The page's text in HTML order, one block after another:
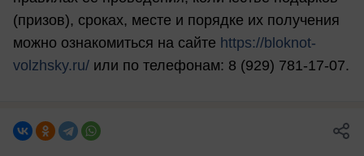
(призов), сроках, месте и порядке их получения
можно ознакомиться на сайте https://bloknot-
volzhsky.ru/ или по телефонам: 8 (929) 781-17-07.